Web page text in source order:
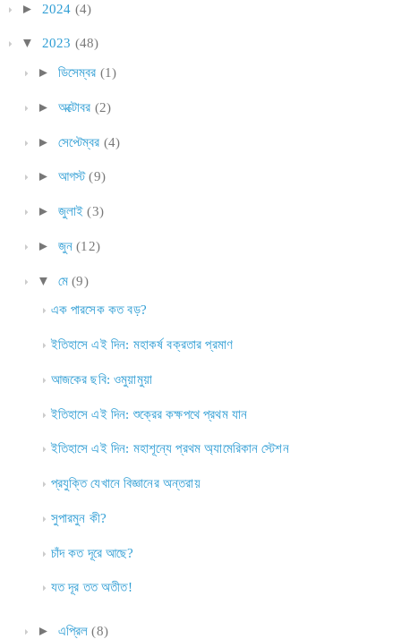
► 2024 (4)
▼ 2023 (48)
► ডিসেম্বর (1)
► অক্টোবর (2)
► সেপ্টেম্বর (4)
► আগস্ট (9)
► জুলাই (3)
► জুন (12)
▼ মে (9)
এক পারসেক কত বড়?
ইতিহাসে এই দিন: মহাকর্ষ বক্রতার প্রমাণ
আজকের ছবি: ওমুয়ামুয়া
ইতিহাসে এই দিন: শুক্রের কক্ষপথে প্রথম যান
ইতিহাসে এই দিন: মহাশূন্যে প্রথম অ্যামেরিকান স্টেশন
প্রযুক্তি যেখানে বিজ্ঞানের অন্তরায়
সুপারমুন কী?
চাঁদ কত দূরে আছে?
যত দূর তত অতীত!
► এপ্রিল (8)